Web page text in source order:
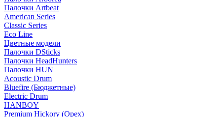
Палочки Artbeat
American Series
Classic Series
Eco Line
Цветные модели
Палочки DSticks
Палочки HeadHunters
Палочки HUN
Acoustic Drum
Bluefire (Бюджетные)
Electric Drum
HANBOY
Premium Hickory (Орех)